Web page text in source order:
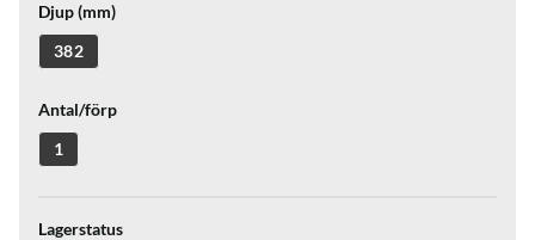
Djup (mm)
382
Antal/förp
1
Lagerstatus